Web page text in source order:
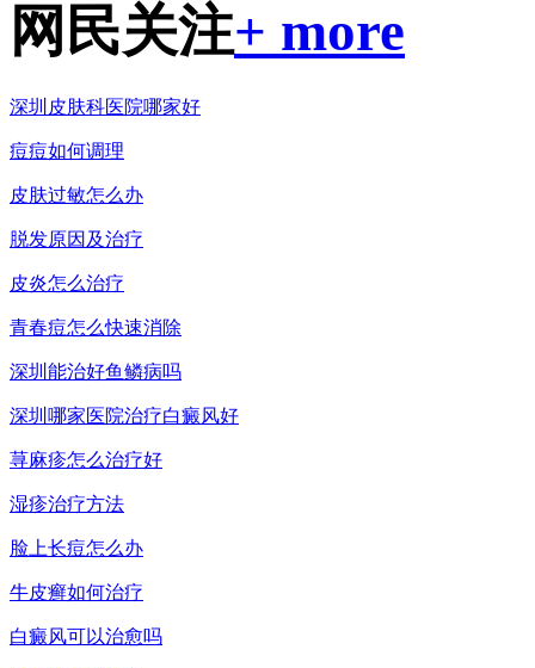
网民关注+ more
深圳皮肤科医院哪家好
痘痘如何调理
皮肤过敏怎么办
脱发原因及治疗
皮炎怎么治疗
青春痘怎么快速消除
深圳能治好鱼鳞病吗
深圳哪家医院治疗白癜风好
荨麻疹怎么治疗好
湿疹治疗方法
脸上长痘怎么办
牛皮癣如何治疗
白癜风可以治愈吗